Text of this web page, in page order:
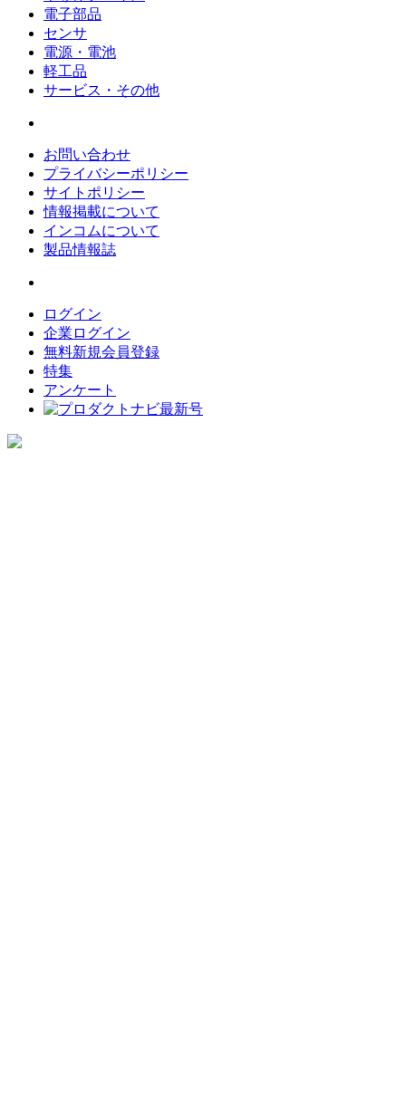
電子部品
センサ
電源・電池
軽工品
サービス・その他
お問い合わせ
プライバシーポリシー
サイトポリシー
情報掲載について
インコムについて
製品情報誌
ログイン
企業ログイン
無料新規会員登録
特集
アンケート